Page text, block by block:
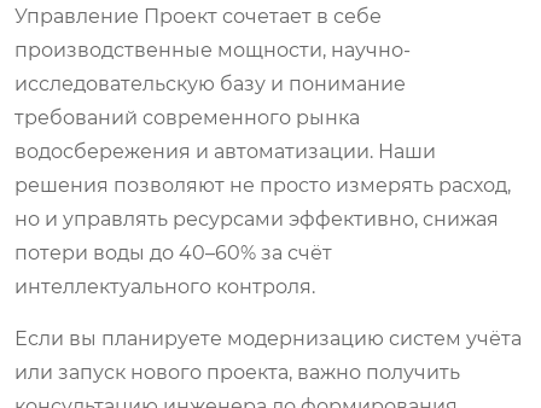
Управление Проект сочетает в себе
производственные мощности, научно-
исследовательскую базу и понимание
требований современного рынка
водосбережения и автоматизации. Наши
решения позволяют не просто измерять расход,
но и управлять ресурсами эффективно, снижая
потери воды до 40–60% за счёт
интеллектуального контроля.
Если вы планируете модернизацию систем учёта
или запуск нового проекта, важно получить